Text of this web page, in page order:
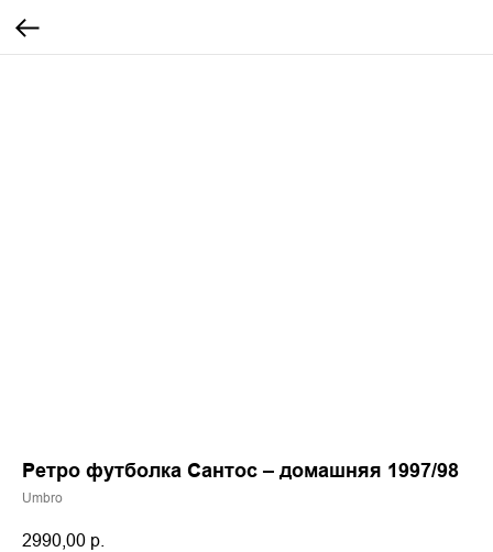
Ретро футболка Сантос – домашняя 1997/98
Umbro
2990,00 р.